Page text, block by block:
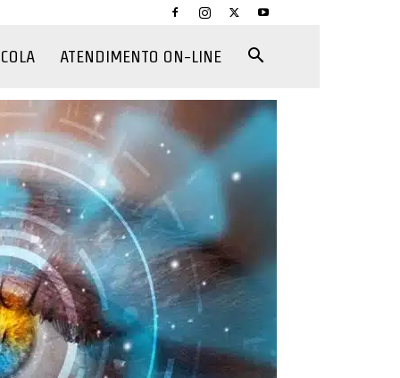
ATENDIMENTO ON-LINE